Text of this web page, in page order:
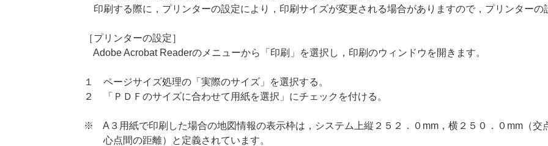
印刷する際に，プリンターの設定により，印刷サイズが変更される場合がありますので，プリンター
［プリンターの設定］
Adobe Acrobat Readerのメニューから「印刷」を選択し，印刷のウィンドウを開きます。
１ ページサイズ処理の「実際のサイズ」を選択する。
２ 「ＰＤＦのサイズに合わせて用紙を選択」にチェックを付ける。
※ A３用紙で印刷した場合の地図情報の表示枠は，システム上縦２５２．０mm，横２５０．０mm（交
心点間の距離）と定義されています。